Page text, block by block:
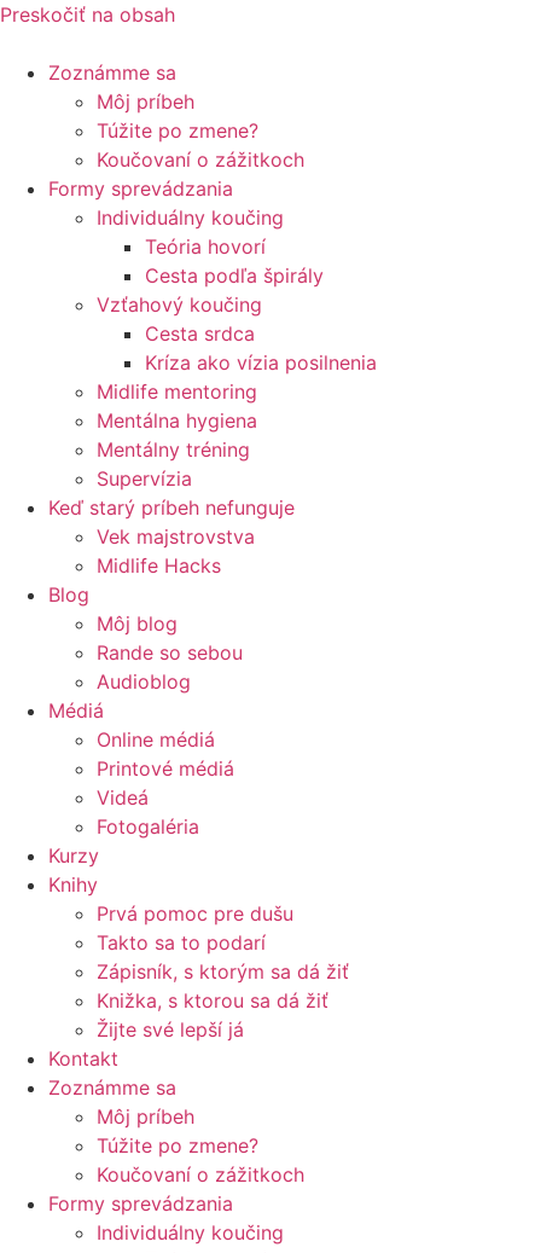
Preskočiť na obsah
Zoznámme sa
Môj príbeh
Túžite po zmene?
Koučovaní o zážitkoch
Formy sprevádzania
Individuálny koučing
Teória hovorí
Cesta podľa špirály
Vzťahový koučing
Cesta srdca
Kríza ako vízia posilnenia
Midlife mentoring
Mentálna hygiena
Mentálny tréning
Supervízia
Keď starý príbeh nefunguje
Vek majstrovstva
Midlife Hacks
Blog
Môj blog
Rande so sebou
Audioblog
Médiá
Online médiá
Printové médiá
Videá
Fotogaléria
Kurzy
Knihy
Prvá pomoc pre dušu
Takto sa to podarí
Zápisník, s ktorým sa dá žiť
Knižka, s ktorou sa dá žiť
Žijte své lepší já
Kontakt
Zoznámme sa
Môj príbeh
Túžite po zmene?
Koučovaní o zážitkoch
Formy sprevádzania
Individuálny koučing